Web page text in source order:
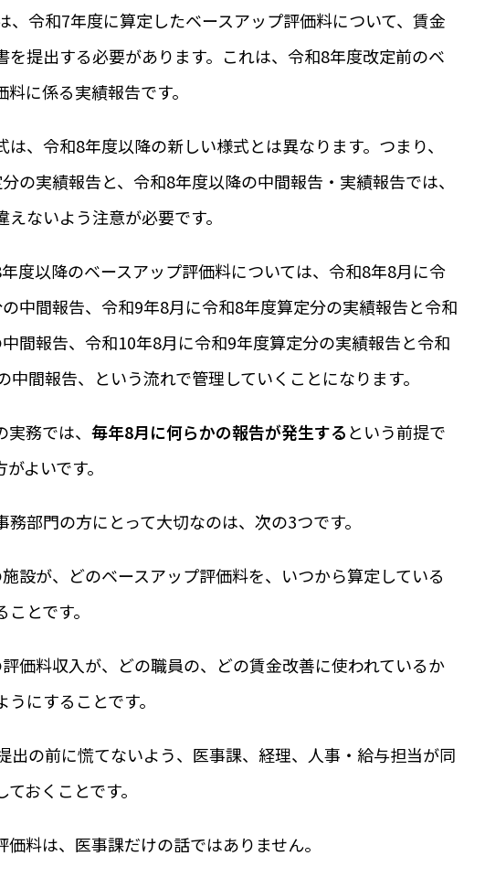
、令和7年度に算定したベースアップ評価料について、賃金
を提出する必要があります。これは、令和8年度改定前のベ
に係る実績報告です。
は、令和8年度以降の新しい様式とは異なります。つまり、
の実績報告と、令和8年度以降の中間報告・実績報告では、
ないよう注意が必要です。
度以降のベースアップ評価料については、令和8年8月に令
中間報告、令和9年8月に令和8年度算定分の実績報告と令和
間報告、令和10年8月に令和9年度算定分の実績報告と令和
中間報告、という流れで管理していくことになります。
務では、 毎年8月に何らかの報告が発生するという前提で
よいです。
務部門の方にとって大切なのは、次の3つです。
設が、どのベースアップ評価料を、いつから算定している
とです。
価料収入が、どの職員の、どの賃金改善に使われているか
にすることです。
出の前に慌てないよう、医事課、経理、人事・給与担当が同
おくことです。
価料は、医事課だけの話ではありません。